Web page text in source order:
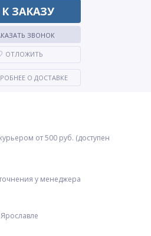
от 500 руб. (доступен
у менеджера
К ЗАКАЗУ
ЗВОНОК
ОТЛОЖИТЬ
О ДОСТАВКЕ